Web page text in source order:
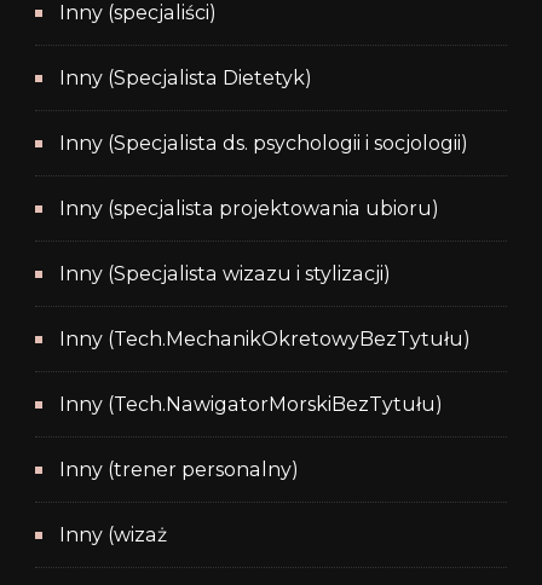
Inny (specjaliści)
Inny (Specjalista Dietetyk)
Inny (Specjalista ds. psychologii i socjologii)
Inny (specjalista projektowania ubioru)
Inny (Specjalista wizazu i stylizacji)
Inny (Tech.MechanikOkretowyBezTytułu)
Inny (Tech.NawigatorMorskiBezTytułu)
Inny (trener personalny)
Inny (wizaż